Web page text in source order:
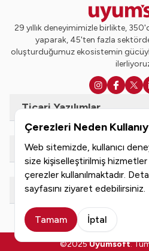
Çerezleri Neden
Web sitemizde, kullanıcı
size kişiselleştirilmiş hizmetler
çerezler kullanılmaktadır.
sayfasını ziyaret edebilirsiniz.
Tamam İptal
29 yıllık deneyimimizle birlikte,
yaparak, 45'ten fazla
oluşturduğumuz ekosistemin
Ticari Yazılımlar
e-Dönüşüm Hizmetleri
Kaynaklar
©2025Uyumsoft.